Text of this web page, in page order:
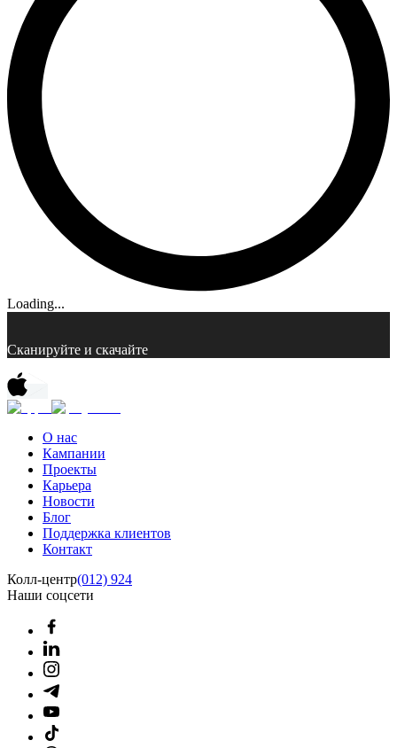
Loading...
Сканируйте и скачайте
О нас
Кампании
Проекты
Карьера
Новости
Блог
Поддержка клиентов
Контакт
Колл-центр(012) 924
Наши соцсети